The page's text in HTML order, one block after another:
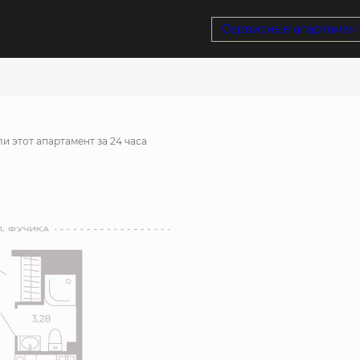
Сервисные
этот апартамент за 24 часа